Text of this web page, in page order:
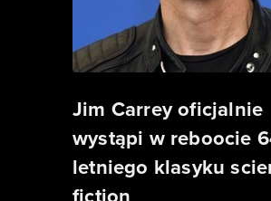
Jim Carrey oficjalnie
wystąpi w reboocie
letniego klasyku